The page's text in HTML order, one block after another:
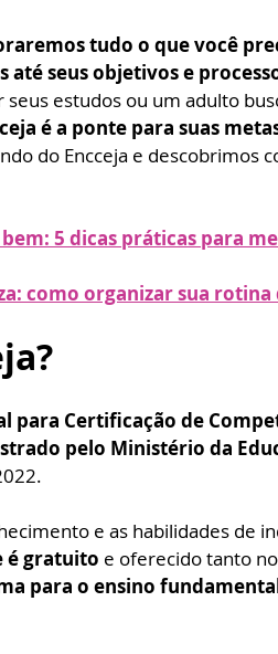
tudo o que você
até seus objetivos e
estudos ou um adulto
é a ponte para suas
do Encceja e descobrimos
5 dicas práticas para
como organizar sua
para Certificação de
pelo Ministério da
e as habilidades de
é gratuito e oferecido tanto
para o ensino